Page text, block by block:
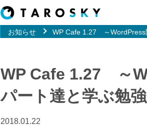
お知らせ WP Cafe 1.27 ～WordPress
WP Cafe 1.27 ～
パート達と学ぶ勉
2018.01.22